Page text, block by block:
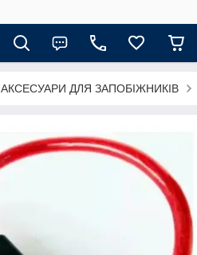
АКСЕСУАРИ ДЛЯ ЗАПОБІЖНИКІВ